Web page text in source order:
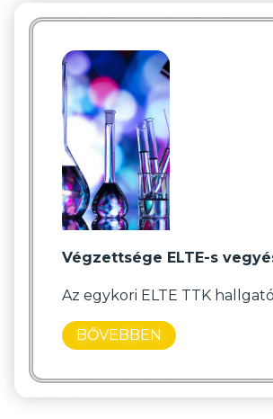
Végzettsége ELTE-s
Az egykori ELTE TTK
BŐVEBBEN